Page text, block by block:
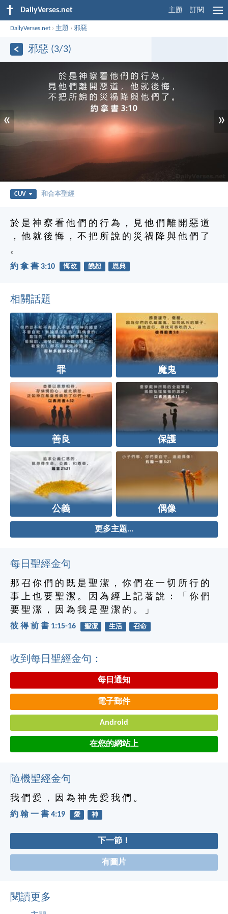
DailyVerses.net 主題 訂閱
DailyVerses.net › 主題 ›邪惡
邪惡 (3/3)
« »
CUV 和合本聖經
於 是 神 察 看 他 們 的 行 為 ， 見 他 們 離 開 惡 道
， 他 就 後 悔 ， 不 把 所 說 的 災 禍 降 與 他 們 了
。
約 拿 書 3:10 悔改 饒恕 恩典
相關話題
罪 魔鬼
善良 保護
公義 偶像
更多主題...
每日聖經金句
那 召 你 們 的 既 是 聖 潔 ， 你 們 在 一 切 所 行 的
事 上 也 要 聖 潔 。 因 為 經 上 記 著 說 ： 「 你 們
要 聖 潔 ， 因 為 我 是 聖 潔 的 。 」
彼 得 前 書 1:15-16 聖潔 生活 召命
收到每日聖經金句：
每日通知
電子郵件
Android
在您的網站上
隨機聖經金句
我 們 愛 ， 因 為 神 先 愛 我 們 。
約 翰 一 書 4:19 愛 神
下一節！
有圖片
閱讀更多